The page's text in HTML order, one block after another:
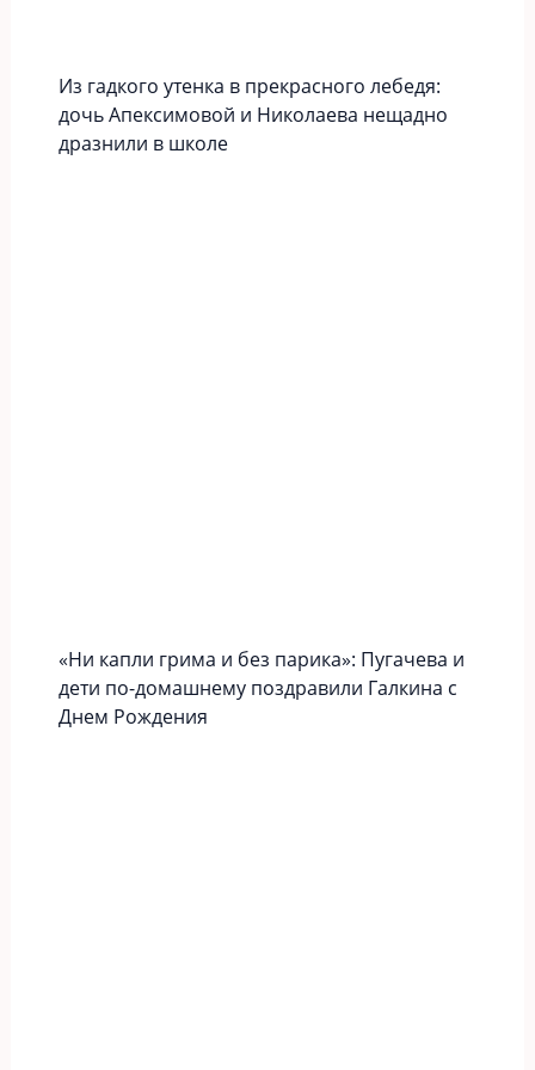
Из гадкого утенка в прекрасного лебедя:
дочь Апексимовой и Николаева нещадно
дразнили в школе
«Ни капли грима и без парика»: Пугачева и
дети по-домашнему поздравили Галкина с
Днем Рождения